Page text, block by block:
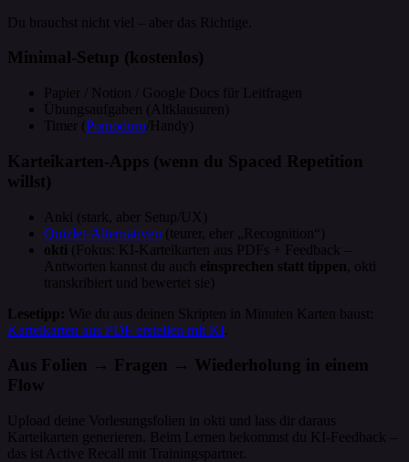
Du brauchst nicht viel – aber das Richtige.
Minimal-Setup (kostenlos)
Papier / Notion / Google Docs für Leitfragen
Übungsaufgaben (Altklausuren)
Timer (Pomodoro /Handy)
Karteikarten-Apps (wenn du Spaced Repetition
willst)
Anki (stark, aber Setup/UX)
Quizlet-Alternativen (teurer, eher „Recognition“)
okti (Fokus: KI-Karteikarten aus PDFs + Feedback –
Antworten kannst du auch einsprechen statt tippen , okti
transkribiert und bewertet sie)
Lesetipp: Wie du aus deinen Skripten in Minuten Karten baust:
Karteikarten aus PDF erstellen mit KI
Aus Folien → Fragen → Wiederholung in einem
Flow
Upload deine Vorlesungsfolien in okti und lass dir daraus
Karteikarten generieren. Beim Lernen bekommst du KI-Feedback –
das ist Active Recall mit Trainingspartner.